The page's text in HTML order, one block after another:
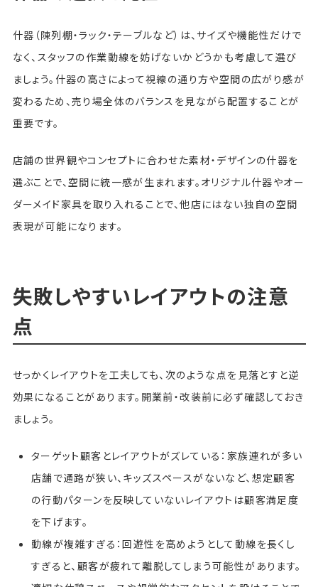
什器（陳列棚・ラック・テーブルなど）は、サイズや機能性だけで
なく、スタッフの作業動線を妨げないかどうかも考慮して選び
ましょう。什器の高さによって視線の通り方や空間の広がり感が
変わるため、売り場全体のバランスを見ながら配置することが
重要です。
店舗の世界観やコンセプトに合わせた素材・デザインの什器を
選ぶことで、空間に統一感が生まれます。オリジナル什器やオー
ダーメイド家具を取り入れることで、他店にはない独自の空間
表現が可能になります。
失敗しやすいレイアウトの注意
点
せっかくレイアウトを工夫しても、次のような点を見落とすと逆
効果になることがあります。開業前・改装前に必ず確認しておき
ましょう。
ターゲット顧客とレイアウトがズレている：家族連れが多い
店舗で通路が狭い、キッズスペースがないなど、想定顧客
の行動パターンを反映していないレイアウトは顧客満足度
を下げます。
動線が複雑すぎる：回遊性を高めようとして動線を長くし
すぎると、顧客が疲れて離脱してしまう可能性があります。